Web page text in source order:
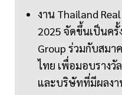
งาน Thailand
2025 จัดขึ้นเป็นครั้
Group ร่วมกับสม
ไทย เพื่อมอบรางวั
และบริษัทที่มีผลงา